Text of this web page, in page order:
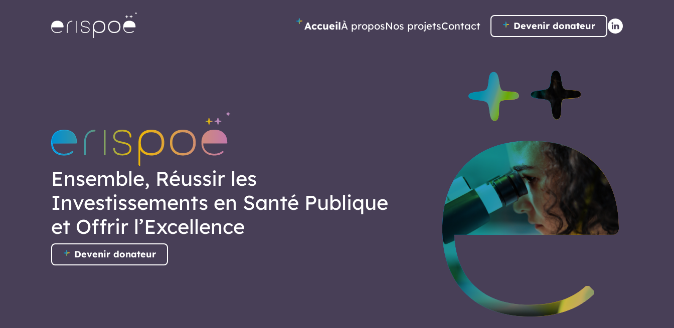
AccueilÀ proposNos projetsContact Devenir donateur
Ensemble, Réussir les
Investissements en Santé Publique
et Offrir l’Excellence
Devenir donateur